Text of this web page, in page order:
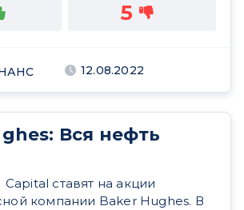
5
12.08.2022
Вся нефть
ставят на акции
компании Baker Hughes. В